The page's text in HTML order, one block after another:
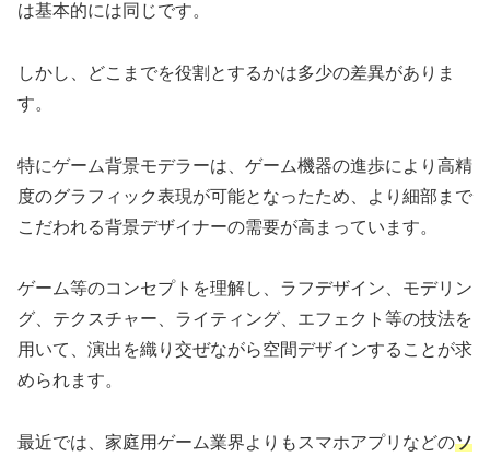
は基本的には同じです。
しかし、どこまでを役割とするかは多少の差異がありま
す。
特にゲーム背景モデラーは、ゲーム機器の進歩により高精
度のグラフィック表現が可能となったため、より細部まで
こだわれる背景デザイナーの需要が高まっています。
ゲーム等のコンセプトを理解し、ラフデザイン、モデリン
グ、テクスチャー、ライティング、エフェクト等の技法を
用いて、演出を織り交ぜながら空間デザインすることが求
められます。
最近では、家庭用ゲーム業界よりもスマホアプリなどのソ